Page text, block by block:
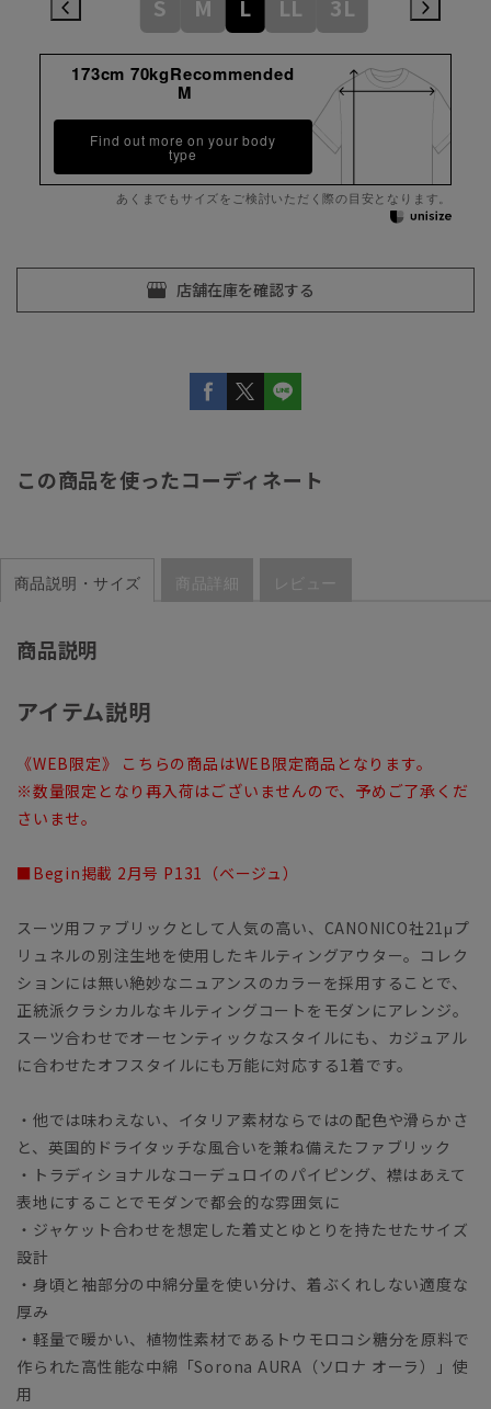
S M L LL 3L
173cm 70kgRecommended
M
Find out more on your body
type
あくまでもサイズをご検討いただく際の目安となります。
この商品を使ったコーディネート
商品説明・サイズ 商品詳細 レビュー
商品説明
アイテム説明
《WEB限定》 こちらの商品はWEB限定商品となります。
※数量限定となり再入荷はございませんので、予めご了承くだ
さいませ。
■Begin掲載 2月号 P131（ベージュ）
スーツ用ファブリックとして人気の高い、CANONICO社21μプ
リュネルの別注生地を使用したキルティングアウター。コレク
ションには無い絶妙なニュアンスのカラーを採用することで、
正統派クラシカルなキルティングコートをモダンにアレンジ。
スーツ合わせでオーセンティックなスタイルにも、カジュアル
に合わせたオフスタイルにも万能に対応する1着です。
・他では味わえない、イタリア素材ならではの配色や滑らかさ
と、英国的ドライタッチな風合いを兼ね備えたファブリック
・トラディショナルなコーデュロイのパイピング、襟はあえて
表地にすることでモダンで都会的な雰囲気に
・ジャケット合わせを想定した着丈とゆとりを持たせたサイズ
設計
・身頃と袖部分の中綿分量を使い分け、着ぶくれしない適度な
厚み
・軽量で暖かい、植物性素材であるトウモロコシ糖分を原料で
作られた高性能な中綿「Sorona AURA（ソロナ オーラ）」使
用